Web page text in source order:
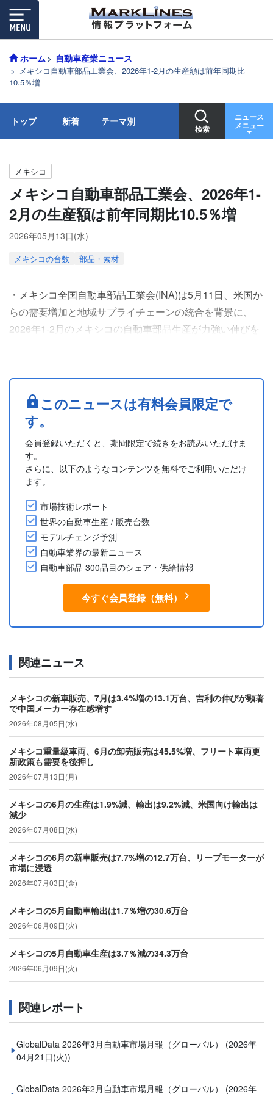
ホーム 自動車産業ニュース
メキシコ自動車部品工業会、2026年1-2月の生産額は前年同期比
10.5％増
トップ 新着 テーマ別
検索
ニュース
メニュー
メキシコ
メキシコ自動車部品工業会、2026年1-
2月の生産額は前年同期比10.5％増
2026年05月13日(水)
メキシコの台数 部品・素材
・メキシコ全国自動車部品工業会(INA)は5月11日、米国か
らの需要増加と地域サプライチェーンの統合を背景に、
2026年1-2月のメキシコの自動車部品生産が力強い伸びを
で、2月単月の生産額は約102億5,000万ドルと、前年同月
比11.6％増となった。1-2月の平均生産額は、前年の約99
億1,000万ドルを上回り、約101億3,000万ドルだった。
・こ....
このニュースは有料会員限定で
す。
会員登録いただくと、期間限定で続きをお読みいただけま
す。
さらに、以下のようなコンテンツを無料でご利用いただけ
ます。
市場技術レポート
世界の自動車生産 / 販売台数
モデルチェンジ予測
自動車業界の最新ニュース
自動車部品 300品目のシェア・供給情報
今すぐ会員登録（無料）
関連ニュース
メキシコの新車販売、7月は3.4%増の13.1万台、吉利の伸びが顕著
で中国メーカー存在感増す
2026年08月05日(水)
メキシコ重量級車両、6月の卸売販売は45.5%増、フリート車両更
新政策も需要を後押し
2026年07月13日(月)
メキシコの6月の生産は1.9%減、輸出は9.2%減、米国向け輸出は
減少
2026年07月08日(水)
メキシコの6月の新車販売は7.7%増の12.7万台、リープモーターが
市場に浸透
2026年07月03日(金)
メキシコの5月自動車輸出は1.7％増の30.6万台
2026年06月09日(火)
メキシコの5月自動車生産は3.7％減の34.3万台
2026年06月09日(火)
関連レポート
GlobalData 2026年3月自動車市場月報（グローバル） (2026年
04月21日(火))
GlobalData 2026年2月自動車市場月報（グローバル） (2026年